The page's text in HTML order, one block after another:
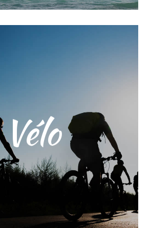
Vélo
permet d’explorer les
paysages du Delta de
votre propre rythme et en
Les vélos sont
de tout le nécessaire pour
une balade confortable et
en toute sécurité.